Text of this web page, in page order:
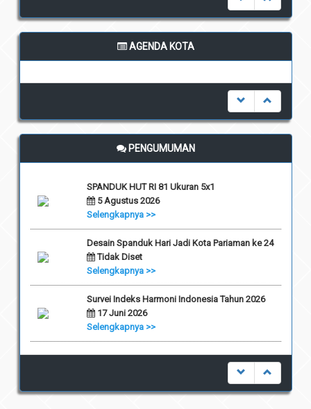
AGENDA KOTA
PENGUMUMAN
SPANDUK HUT RI 81 Ukuran 5x1
5 Agustus 2026
Selengkapnya >>
Desain Spanduk Hari Jadi Kota Pariaman ke 24
Tidak Diset
Selengkapnya >>
Survei Indeks Harmoni Indonesia Tahun 2026
17 Juni 2026
Selengkapnya >>